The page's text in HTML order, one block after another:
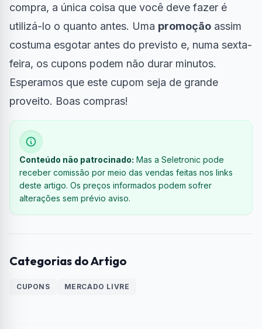
compra, a única coisa que você deve fazer é
utilizá-lo o quanto antes. Uma promoção assim
costuma esgotar antes do previsto e, numa sexta-
feira, os cupons podem não durar minutos.
Esperamos que este cupom seja de grande
proveito. Boas compras!
Conteúdo não patrocinado: Mas a Seletronic pode
receber comissão por meio das vendas feitas nos links
deste artigo. Os preços informados podem sofrer
alterações sem prévio aviso.
Categorias do Artigo
CUPONS MERCADO LIVRE